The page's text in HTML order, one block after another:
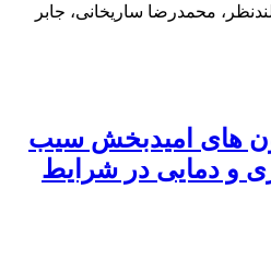
محمدرضا ساریخانی، جابر
های امیدبخش سیب
و دمایی در شرایط